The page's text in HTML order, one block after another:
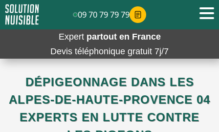
Expert partout en France
Devis téléphonique gratuit 7j/7
DÉPIGEONNAGE DANS LES
ALPES-DE-HAUTE-PROVENCE 04
EXPERTS EN LUTTE CONTRE
09 70 79 79 79